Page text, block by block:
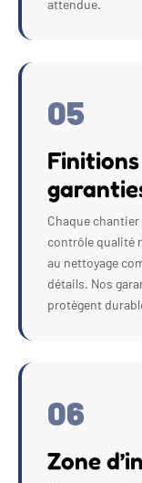
attendue.
05
Chaque chantier
contrôle qualité
au nettoyage
détails. Nos
protègent
06
Zone